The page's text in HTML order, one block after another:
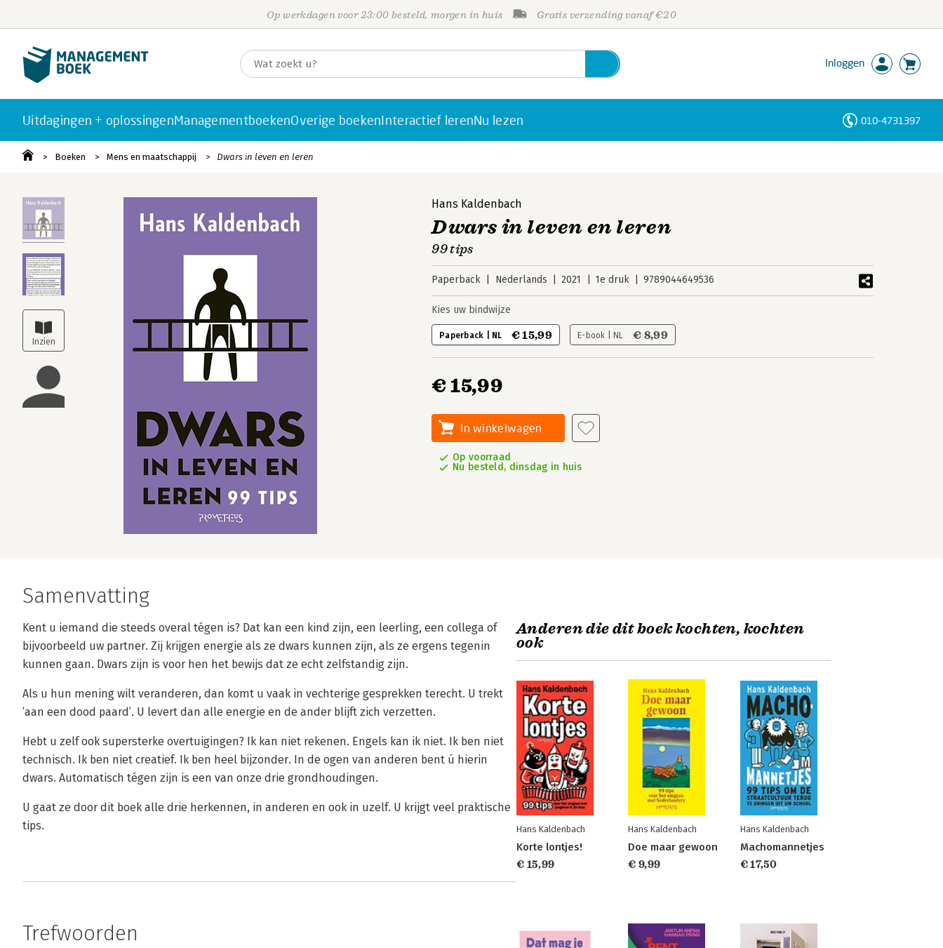
Op werkdagen voor 23:00 besteld, morgen in huis Gratis verzending vanaf €20
Inloggen
Uitdagingen + oplossingenManagementboekenOverige boekenInteractief lerenNu lezen 010-4731397
Boeken Mens en maatschappij Dwars in leven en leren
Hans Kaldenbach
Dwars in leven en leren
99 tips
Paperback Nederlands 2021 1e druk 9789044649536
Kies uw bindwijze
Paperback | NL € 15,99 E-book | NL € 8,99
€ 15,99
In winkelwagen
Op voorraad
Nu besteld, dinsdag in huis
Samenvatting
Kent u iemand die steeds overal tégen is? Dat kan een kind zijn, een leerling, een collega of
bijvoorbeeld uw partner. Zij krijgen energie als ze dwars kunnen zijn, als ze ergens tegenin
kunnen gaan. Dwars zijn is voor hen het bewijs dat ze echt zelfstandig zijn.
Als u hun mening wilt veranderen, dan komt u vaak in vechterige gesprekken terecht. U trekt
‘aan een dood paard’. U levert dan alle energie en de ander blijft zich verzetten.
Hebt u zelf ook supersterke overtuigingen? Ik kan niet rekenen. Engels kan ik niet. Ik ben niet
technisch. Ik ben niet creatief. Ik ben heel bijzonder. In de ogen van anderen bent ú hierin
dwars. Automatisch tégen zijn is een van onze drie grondhoudingen.
U gaat ze door dit boek alle drie herkennen, in anderen en ook in uzelf. U krijgt veel praktische
tips.
Trefwoorden
Anderen die dit boek kochten, kochten
ook
Hans Kaldenbach
Korte lontjes!
€ 15,99
Hans Kaldenbach
Doe maar gewoon
€ 9,99
Hans Kaldenbach
Machomannetjes
€ 17,50
Personen